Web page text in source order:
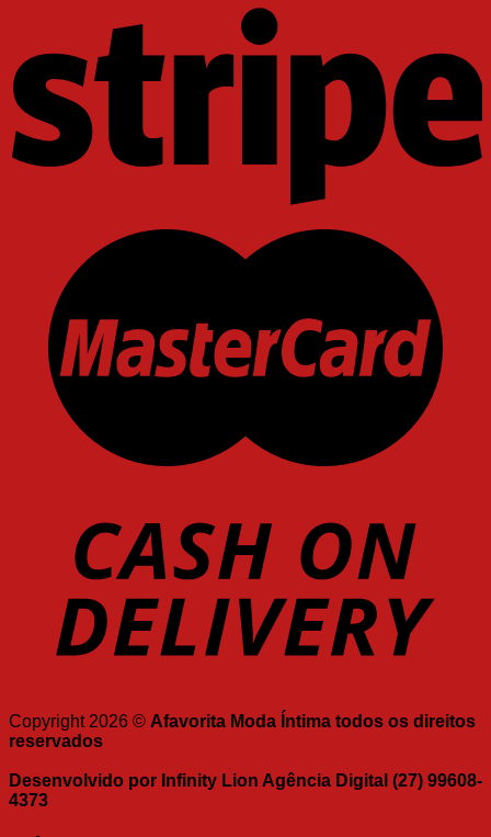
Copyright 2026 © Afavorita Moda Íntima todos os direitos
reservados
Desenvolvido por Infinity Lion Agência Digital (27) 99608-
4373